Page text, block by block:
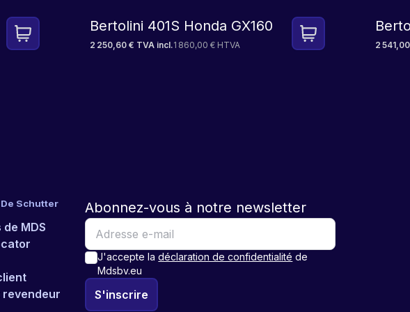
Bertolini 401S Honda GX160
2 250,60 € TVA incl.1 860,00 € HTVA 2
Schutter
MDS
revendeur
Abonnez-vous à notre newsletter
J'accepte ladéclaration de confidentialité de
Mdsbv.eu
S'inscrire